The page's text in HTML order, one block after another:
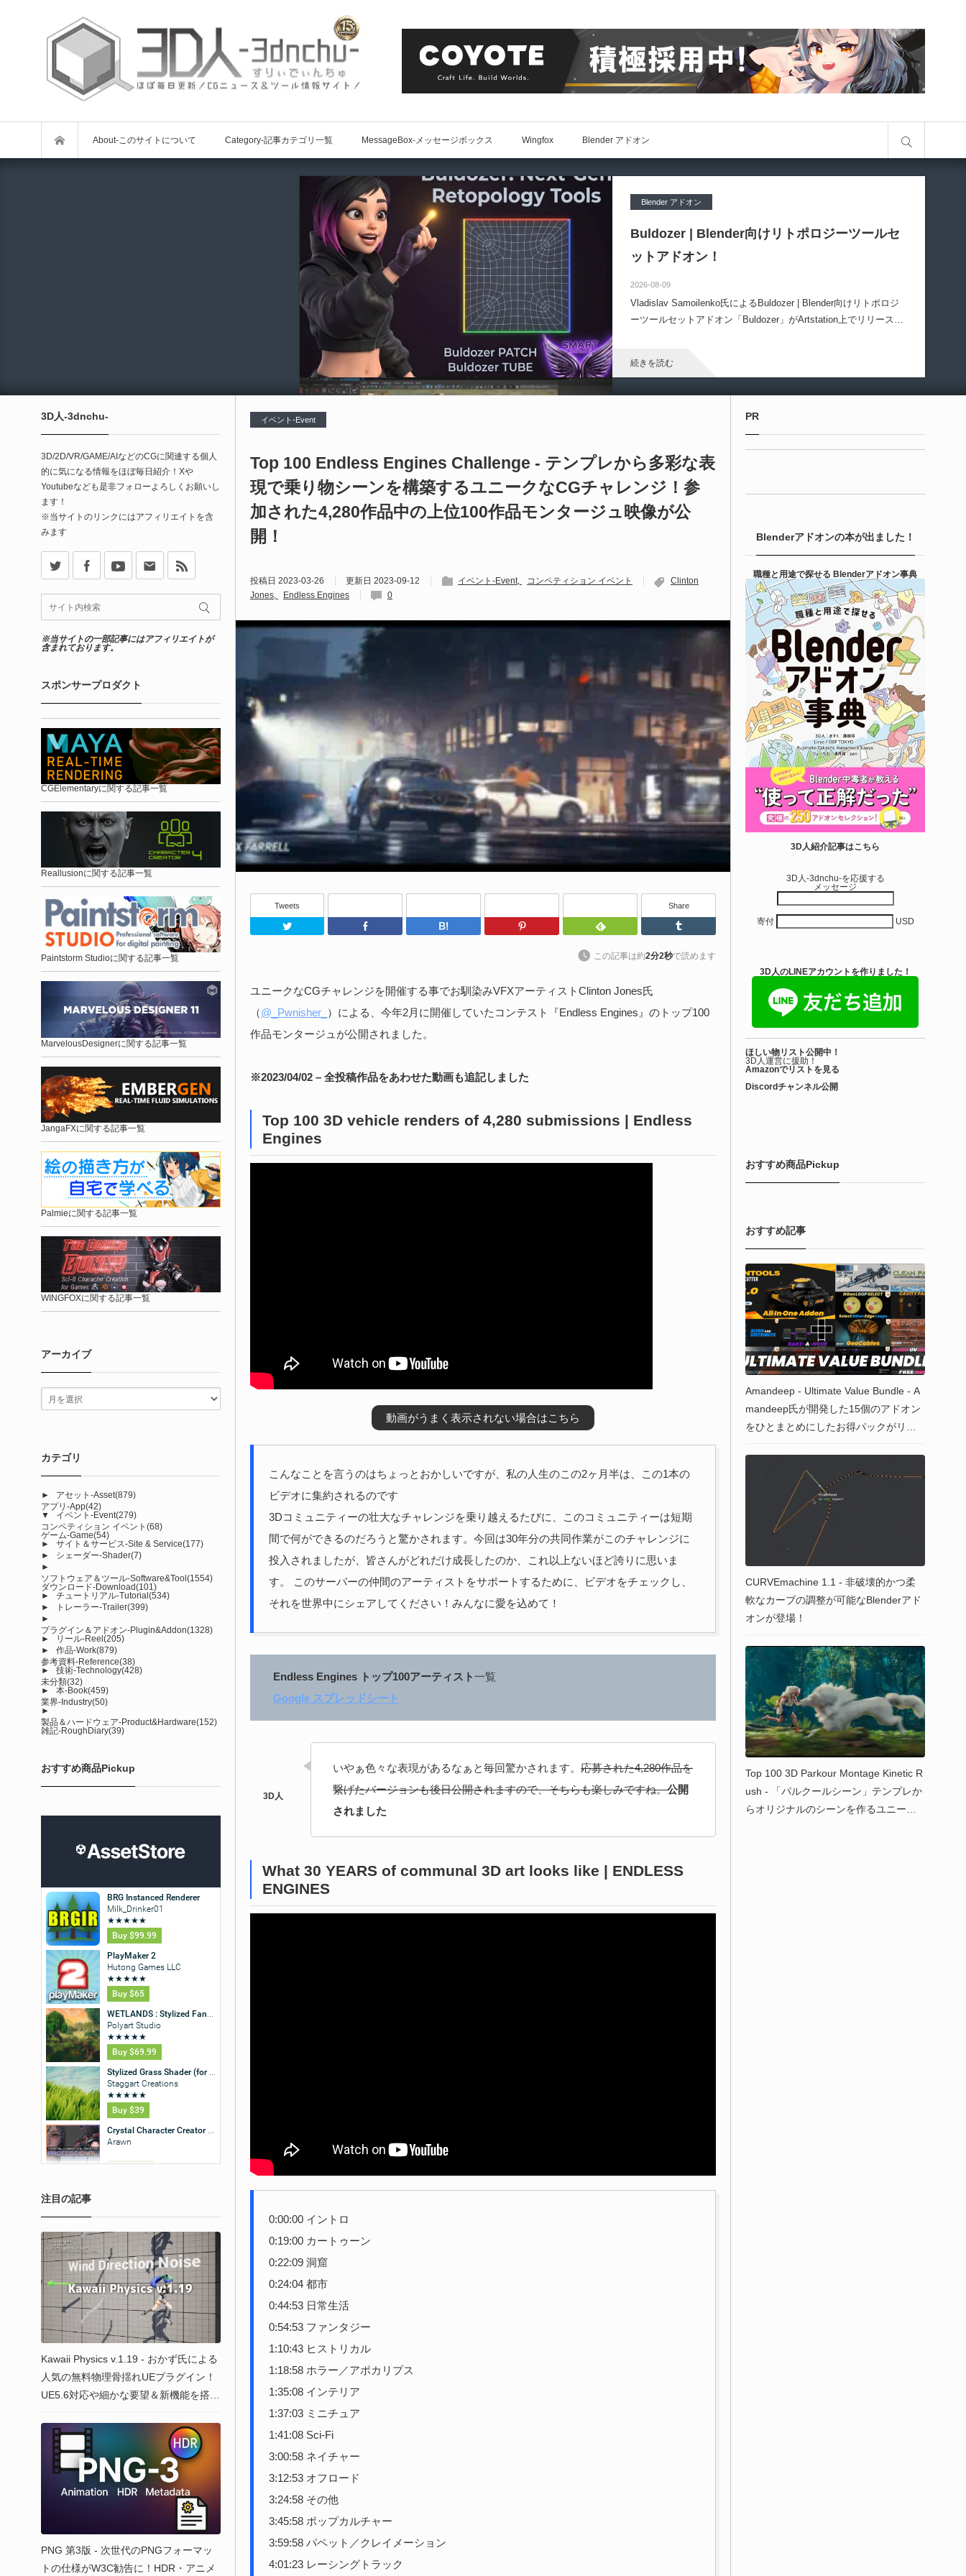
About-このサイトについて Category-記事カテゴリ一覧 MessageBox-メッセージボックス Wingfox Blender アドオン
Blender アドオン
Buldozer | Blender向けリトポロジーツールセ
ットアドオン！
2026-08-09
Vladislav Samoilenko氏によるBuldozer | Blender向けリトポロジ
ーツールセットアドオン「Buldozer」がArtstation上でリリースさ
続きを読む
Gizmify Media Plane 2 | MP4・AVI・MKV・M
OVな...
2026-08-08
Gizmify StudiosによるMP4・AVI・MKV・MOVなどの動画ファイ
ルを直接プレーンに読み込む事が可能となるMayaプラグイン
「Gizmify Media Plane」のバージョン２がリリースされたようで
Material Parameter Manager | Unreal Engi...
2026-08-07
日本のゲーム系テクニカルアーティストのTack2氏
（@Tack2_3D）が展開する「Kachipochi（@kachipochi_tool）」
による、Unreal Engine向けエディタープラグイン「Material
Parameter Manager」が公開されています。マテリアルやマテリ
アル関数のパラメータ管理・整理・編集を効率化するためのツー
ルです。
続きを読む
Unreal Engine アセット
Pipe It | 直感的にパイプ形状を構築出来るUnre
al Engine 5...
Sentient Softwareによる、直感的にパイプ形状を構築出来る
Unreal Engine 5向けプラグイン「Pipe It」がFab上でリリースさ
Unreal Engine アセット
Directive Utilities | ブループリントライブラリ
ブラリやエディタスクリプト API の機能不足を補うオープンソー
れています！
イベント-Event
Top 100 Endless Engines Challenge - テンプレから多彩な表
現で乗り物シーンを構築するユニークなCGチャレンジ！参
加された4,280作品中の上位100作品モンタージュ映像が公
開！
投稿日 2023-03-26 更新日 2023-09-12 イベント-Event コンペティション イベント
Clinton
Jones
Endless Engines 0
Tweets
Twitter Facebook はてなブックマークPinterest Feedly
Share
Tumblr
この記事は約2分2秒で読めます
ユニークなCGチャレンジを開催する事でお馴染みVFXアーティストClinton Jones氏
（@_Pwnisher_ ）による、今年2月に開催していたコンテスト『Endless Engines』のトップ100
作品モンタージュが公開されました。
※2023/04/02 – 全投稿作品をあわせた動画も追記しました
Top 100 3D vehicle renders of 4,280 submissions | Endless
Engines
動画がうまく表示されない場合はこちら
こんなことを言うのはちょっとおかしいですが、私の人生のこの2ヶ月半は、この1本の
ビデオに集約されるのです
3Dコミュニティーの壮大なチャレンジを乗り越えるたびに、このコミュニティーは短期
間で何ができるのだろうと驚かされます。今回は30年分の共同作業がこのチャレンジに
投入されましたが、皆さんがどれだけ成長したのか、これ以上ないほど誇りに思いま
す。 このサーバーの仲間のアーティストをサポートするために、ビデオをチェックし、
それを世界中にシェアしてください！みんなに愛を込めて！
Endless Engines トップ100アーティスト一覧
Google スプレッドシート
いやぁ色々な表現があるなぁと毎回驚かされます。 応募された4,280作品を
繋げたバージョンも後日公開されますので、そちらも楽しみですね。公開
されました
What 30 YEARS of communal 3D art looks like | ENDLESS
ENGINES
0:00:00 イントロ
0:19:00 カートゥーン
0:22:09 洞窟
0:24:04 都市
0:44:53 日常生活
0:54:53 ファンタジー
1:10:43 ヒストリカル
1:18:58 ホラー／アポカリプス
1:35:08 インテリア
1:37:03 ミニチュア
1:41:08 Sci-Fi
3:00:58 ネイチャー
3:12:53 オフロード
3:24:58 その他
3:45:58 ポップカルチャー
3:59:58 パペット／クレイメーション
4:01:23 レーシングトラック
3D人-3dnchu-
3D/2D/VR/GAME/AIなどのCGに関連する個人
的に気になる情報をほぼ毎日紹介！Xや
Youtubeなども是非フォローよろしくお願いし
ます！
※当サイトのリンクにはアフィリエイトを含
みます
※当サイトの一部記事にはアフィリエイトが
含まれております。
スポンサープロダクト
CGElementaryに関する記事一覧
Reallusionに関する記事一覧
Paintstorm Studioに関する記事一覧
MarvelousDesignerに関する記事一覧
JangaFXに関する記事一覧
Palmieに関する記事一覧
WINGFOXに関する記事一覧
アーカイブ
カテゴリ
► アセット-Asset(879)
アプリ-App(42)
▼
イベント-Event(279)
コンペティション イベント (68)
ゲーム-Game(54)
►
サイト＆サービス-Site & Service(177)
►
シェーダー-Shader(7)
►
ソフトウェア＆ツール-Software&Tool(1554)
ダウンロード-Download(101)
►
チュートリアル-Tutorial(534)
►
トレーラー-Trailer(399)
►
プラグイン＆アドオン-Plugin&Addon(1328)
►
リール-Reel(205)
►
作品-Work(879)
参考資料-Reference(38)
►
技術-Technology(428)
未分類(32)
►
本-Book(459)
業界-Industry(50)
►
製品＆ハードウェア-Product&Hardware(152)
雑記-RoughDiary(39)
おすすめ商品Pickup
注目の記事
Kawaii Physics v.1.19 - おかず氏による
人気の無料物理骨揺れUEプラグイン！
UE5.6対応や細かな要望＆新機能を搭載
もリリース！
PNG 第3版 - 次世代のPNGフォーマッ
トの仕様がW3C勧告に！HDR・アニメ
PR
Blenderアドオンの本が出ました！
職種と用途で探せる Blenderアドオン事典
3D人紹介記事はこちら
3D人-3dnchu-を応援する
メッセージ
寄付 USD
3D人のLINEアカウントを作りました！
ほしい物リスト公開中！
3D人運営に援助！
Amazonでリストを見る
Discordチャンネル公開
おすすめ商品Pickup
おすすめ記事
Amandeep - Ultimate Value Bundle - A
mandeep氏が開発した15個のアドオン
をひとまとめにしたお得パックがリリ
CURVEmachine 1.1 - 非破壊的かつ柔
軟なカーブの調整が可能なBlenderアド
オンが登場！
Top 100 3D Parkour Montage Kinetic R
ush - 「パルクールシーン」テンプレか
らオリジナルのシーンを作るユニーク